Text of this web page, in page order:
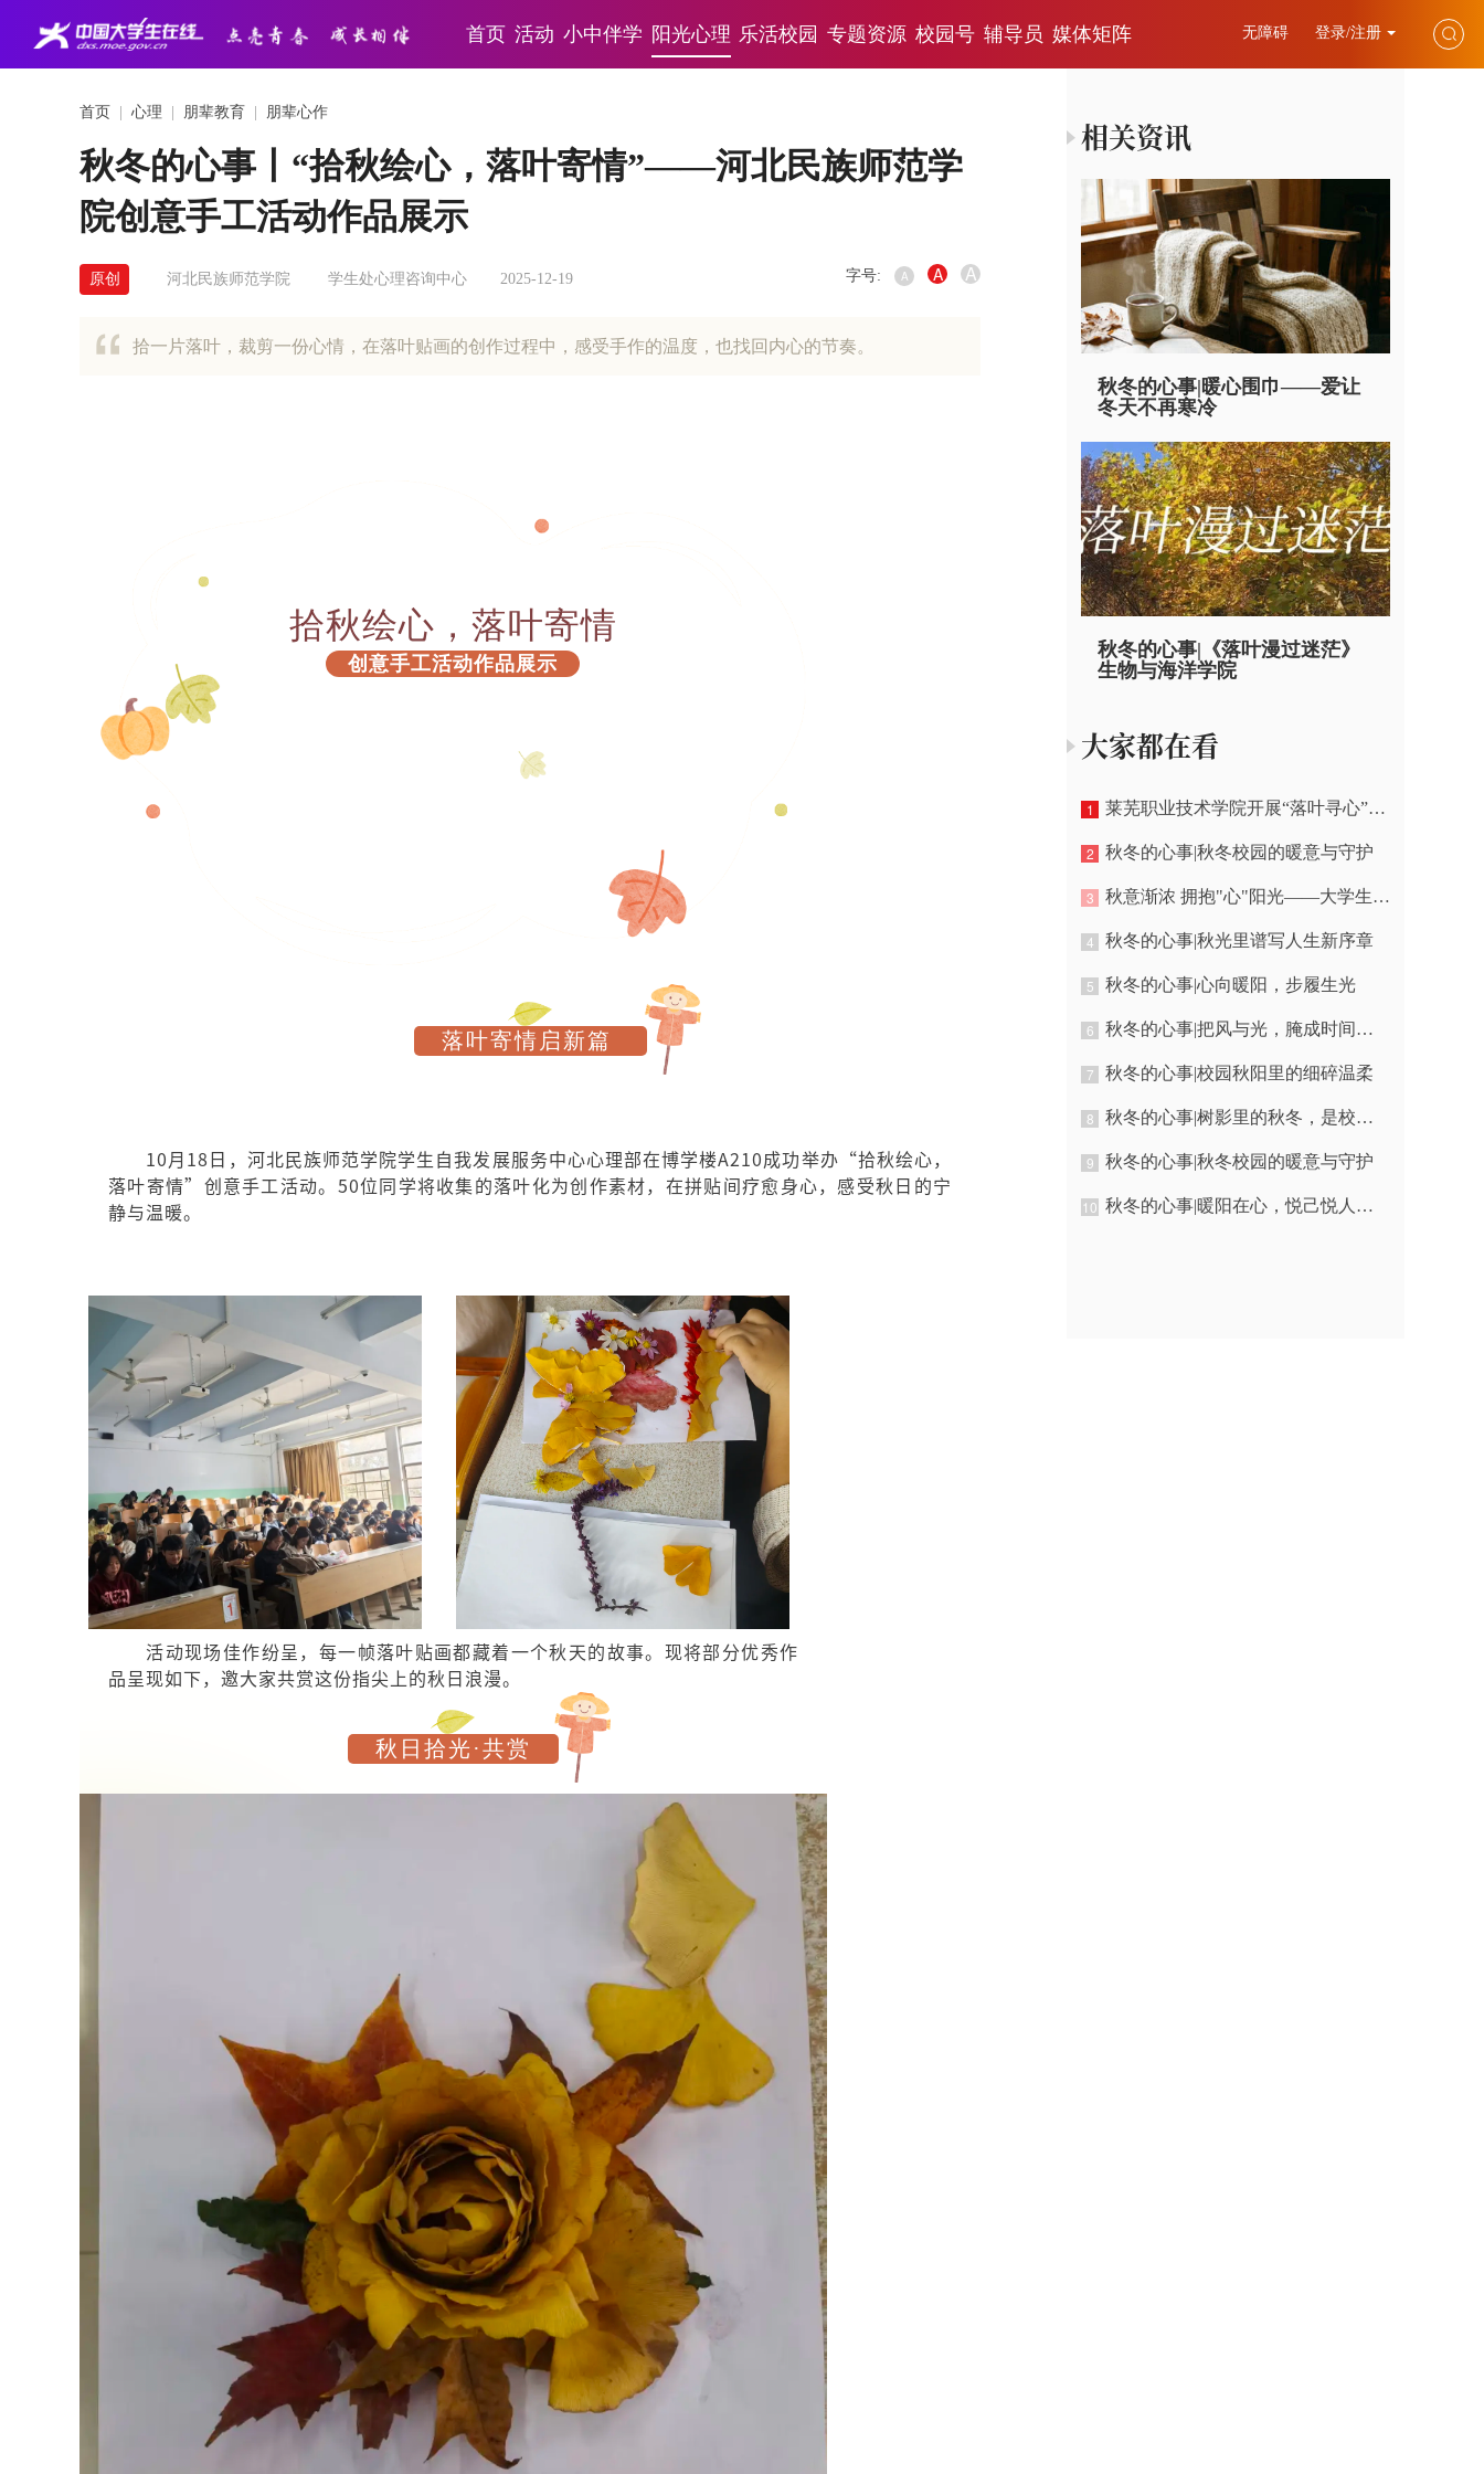
首页 活动 小中伴学 阳光心理 乐活校园 专题资源 校园号 辅导员 媒体矩阵 无障碍 登录/注册
首页 心理 朋辈教育 朋辈心作
秋冬的心事丨“拾秋绘心，落叶寄情”——河北民族师范学
院创意手工活动作品展示
原创 河北民族师范学院 学生处心理咨询中心 2025-12-19 字号: A A A
拾一片落叶，裁剪一份心情，在落叶贴画的创作过程中，感受手作的温度，也找回内心的节奏。
拾秋绘心，落叶寄情
创意手工活动作品展示
落叶寄情启新篇
10月18日，河北民族师范学院学生自我发展服务中心心理部在博学楼A210成功举办“拾秋绘心，
落叶寄情”创意手工活动。50位同学将收集的落叶化为创作素材，在拼贴间疗愈身心，感受秋日的宁
静与温暖。
活动现场佳作纷呈，每一帧落叶贴画都藏着一个秋天的故事。现将部分优秀作
品呈现如下，邀大家共赏这份指尖上的秋日浪漫。
秋日拾光·共赏
相关资讯
秋冬的心事|暖心围巾——爱让
冬天不再寒冷
秋冬的心事|《落叶漫过迷茫》
生物与海洋学院
大家都在看
1 莱芜职业技术学院开展“落叶寻心”创意心理疗愈活动
2 秋冬的心事|秋冬校园的暖意与守护
3 秋意渐浓 拥抱"心"阳光——大学生抗emo+解压指南
4 秋冬的心事|秋光里谱写人生新序章
5 秋冬的心事|心向暖阳，步履生光
6 秋冬的心事|把风与光，腌成时间的温度
7 秋冬的心事|校园秋阳里的细碎温柔
8 秋冬的心事|树影里的秋冬，是校园写给我的成长注脚
9 秋冬的心事|秋冬校园的暖意与守护
10 秋冬的心事|暖阳在心，悦己悦人｜来自秋冬褶皱里的软心事